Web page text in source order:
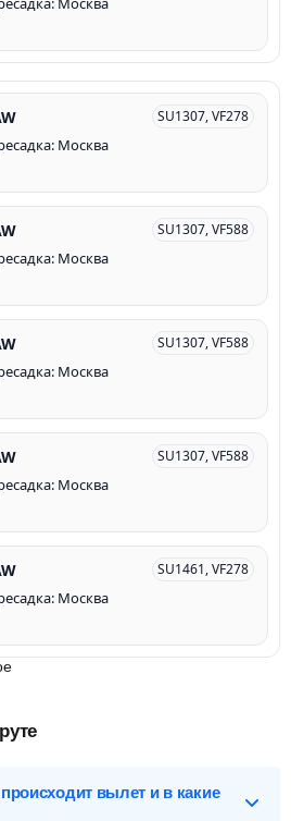
SU1307, VF278
Москва
SU1307, VF588
Москва
SU1307, VF588
Москва
SU1307, VF588
Москва
SU1461, VF278
Москва
вылет и в какие